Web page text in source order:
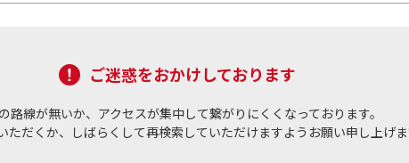
ご迷惑をおかけしております
路線が無いか、アクセスが集中して繋がりにくくなっております。
ただくか、しばらくして再検索していただけますようお願い申し上げま